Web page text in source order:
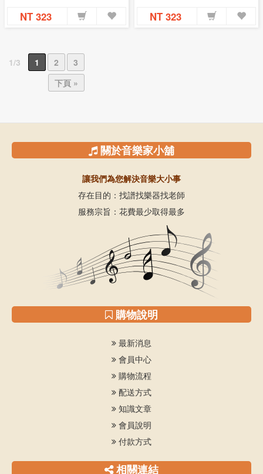
NT 323 NT 323
1/3 1 2
3
下頁 »
關於音樂家小舖
讓我們為您解決音樂大小事
存在目的：找譜找樂器找老師
服務宗旨：花費最少取得最多
購物說明
最新消息
會員中心
購物流程
配送方式
知識文章
會員說明
付款方式
相關連結